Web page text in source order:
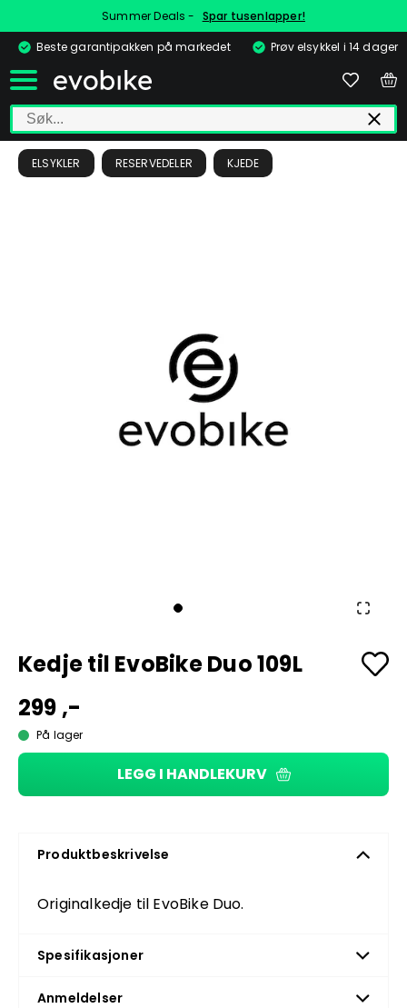
Summer Deals - Spar tusenlapper!
Beste garantipakken på markedet
Prøv elsykkel i 14 dager
ELSYKLER RESERVEDELER KJEDE
Kedje til EvoBike Duo 109L
299 ,-
På lager
LEGG I HANDLEKURV
Produktbeskrivelse
Originalkedje til EvoBike Duo.
Spesifikasjoner
Anmeldelser